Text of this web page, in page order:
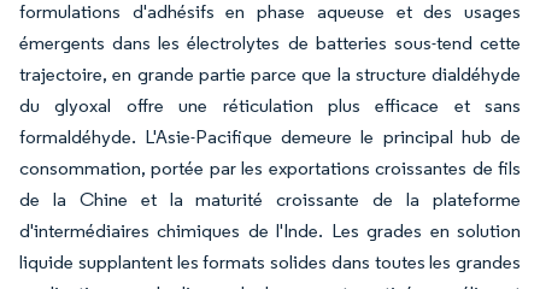
formulations d'adhésifs en phase aqueuse et des usages
émergents dans les électrolytes de batteries sous-tend cette
trajectoire, en grande partie parce que la structure dialdéhyde
du glyoxal offre une réticulation plus efficace et sans
formaldéhyde. L'Asie-Pacifique demeure le principal hub de
consommation, portée par les exportations croissantes de fils
de la Chine et la maturité croissante de la plateforme
d'intermédiaires chimiques de l'Inde. Les grades en solution
liquide supplantent les formats solides dans toutes les grandes